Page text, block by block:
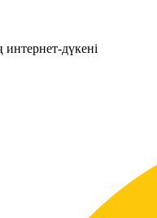
интернет-дүкені